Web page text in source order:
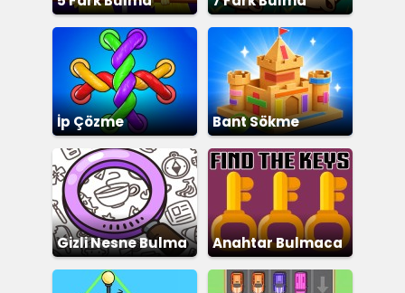
İp Çözme Bant Sökme
Gizli Nesne Bulma Anahtar Bulmaca